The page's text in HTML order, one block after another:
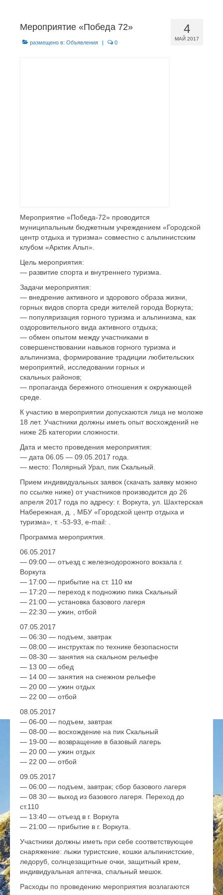
История Воркуты 4
МАЙ 2017
Мероприятие «Победа 72»
размещено в: Объявления 0
Мероприятие «Победа-72» проводится
муниципальным бюджетным учреждением «Городской
центр отдыха и туризма» совместно с альпинистским
клубом «Арктик Альп».
Цель мероприятия:
— развитие спорта и внутреннего туризма.
Задачи мероприятия:
— внедрение активного и здорового образа жизни,
горных видов спорта среди жителей города Воркута;
— популяризация горного туризма и альпинизма, как
оздоровительного вида активного отдыха;
— обмен опытом между участниками в
совершенствовании навыков горного туризма и
альпинизма, формирование традиции любительских
мероприятий, исследовании горных и
скальных районов;
— пропаганда бережного отношения к окружающей
среде.
К участию в мероприятии допускаются лица не моложе
18 лет. Участники должны иметь опыт восхождений не
ниже 2Б категории сложности.
Дата и место проведения мероприятия:
— дата 06.05 — 09.05.2017 года.
— место: Полярный Урал, пик Скальный.
Прием индивидуальных заявок (скачать заявку можно
по ссылке ниже) от участников производится до 26
апреля 2017 года по адресу: г. Воркута, ул. Шахтерская
Набережная, д. , МБУ «Городской центр отдыха и
туризма», т. -53-93, e-mail: .
Программа мероприятия.
06.05.2017
— 09:00 — отъезд с железнодорожного вокзала г.
Воркута
— 17:00 — прибытие на ст. 110 км
— 17:20 — переход к подножию пика Скальный
— 21:00 — установка базового лагеря
— 22:30 — ужин, отбой
07.05.2017
— 06:30 — подъем, завтрак
— 08:00 — инструктаж по технике безопасности
— 08-30 — занятия на скальном рельефе
— 13 00 — обед
— 14 00 — занятия на снежном рельефе
— 20 00 — ужин отдых
— 22 00 — отбой
08.05.2017
— 06-00 — подъем, завтрак
— 08-00 — восхождение на пик Скальный
— 19-00 — возвращение в базовый лагерь
— 20 00 — ужин отдых
— 22 00 — отбой
09.05.2017
— 06:00 — подъем, завтрак; сбор базового лагеря
— 08 30 — выход из базового лагеря. Переход до
ст.110
— 13:40 — отъезд в г. Воркута
— 21:00 — прибытие в г. Воркута.
Участники должны иметь при себе соответствующее
снаряжение: лыжи туристские, кошки альпинистские,
ледоруб, солнцезащитные очки, защитный крем,
индивидуальная аптечка, спальный мешок.
Расходы по проведению мероприятия возлагаются